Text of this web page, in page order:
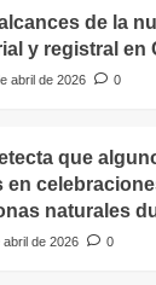
de la
y registral en
abril de 2026
0
que
en
naturales
abril de 2026 0